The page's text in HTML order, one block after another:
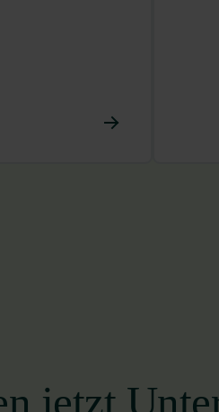
jetzt